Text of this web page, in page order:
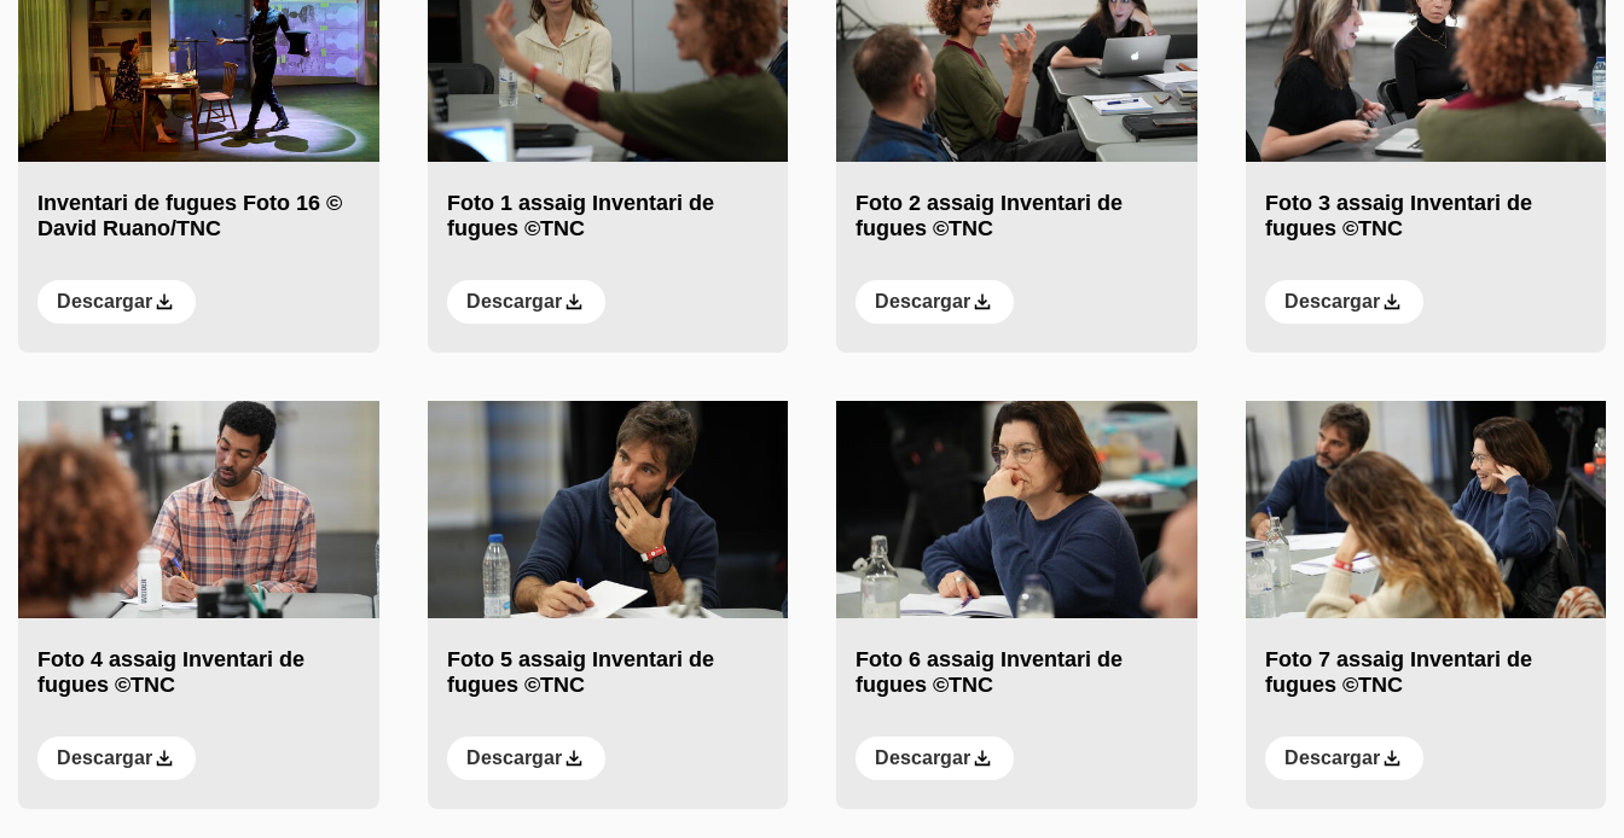
Inventari de fugues Foto 16 ©
David Ruano/TNC
Descargar
Foto 1 assaig Inventari de
fugues ©TNC
Descargar
Foto 2 assaig Inventari de
fugues ©TNC
Descargar
Foto 3 assaig Inventari de
fugues ©TNC
Descargar
Foto 4 assaig Inventari de
fugues ©TNC
Descargar
Foto 5 assaig Inventari de
fugues ©TNC
Descargar
Foto 6 assaig Inventari de
fugues ©TNC
Descargar
Foto 7 assaig Inventari de
fugues ©TNC
Descargar